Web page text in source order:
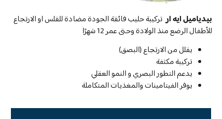
بيدياميل ايه ار تركيبة حليب فائقة الجودة مضادة للقلس او الارتجاع
للأطفال الرضع منذ الولادة وحتى عمر 12 شهرًا
يقلل من الارتجاع (البصق)
تركيبة مكثفة
يدعم التطور البصري و النمو العقلي
يوفر الفيتامينات والمغذيات المتكاملة